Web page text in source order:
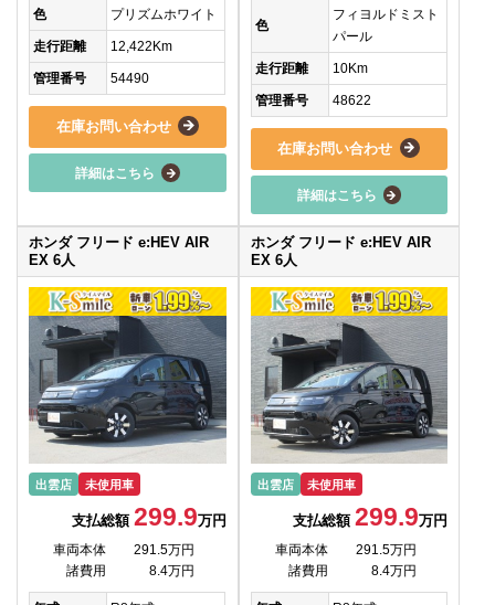
色 プリズムホワイト
走行距離 12,422Km
管理番号 54490
在庫お問い合わせ
詳細はこちら
色
フィヨルドミスト
パール
走行距離 10Km
管理番号 48622
在庫お問い合わせ
詳細はこちら
ホンダ フリード e:HEV AIR
EX 6人
出雲店 未使用車
支払総額 299.9万円
車両本体
291.5万円
諸費用
8.4万円
ホンダ フリード e:HEV AIR
EX 6人
出雲店 未使用車
支払総額299.9万円
車両本体
291.5万円
諸費用
8.4万円